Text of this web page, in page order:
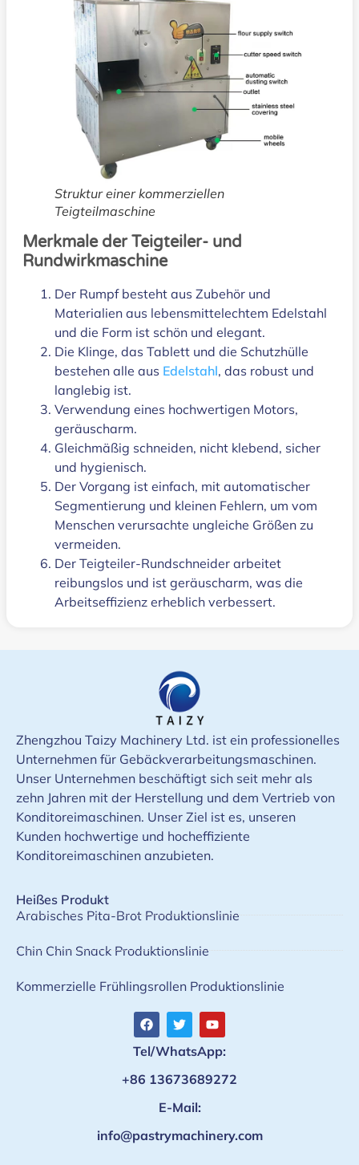
Struktur einer kommerziellen
Teigteilmaschine
Merkmale der Teigteiler- und
Rundwirkmaschine
Der Rumpf besteht aus Zubehör und
Materialien aus lebensmittelechtem Edelstahl
und die Form ist schön und elegant.
Die Klinge, das Tablett und die Schutzhülle
bestehen alle aus Edelstahl, das robust und
langlebig ist.
Verwendung eines hochwertigen Motors,
geräuscharm.
Gleichmäßig schneiden, nicht klebend, sicher
und hygienisch.
Der Vorgang ist einfach, mit automatischer
Segmentierung und kleinen Fehlern, um vom
Menschen verursachte ungleiche Größen zu
vermeiden.
Der Teigteiler-Rundschneider arbeitet
reibungslos und ist geräuscharm, was die
Arbeitseffizienz erheblich verbessert.
Zhengzhou Taizy Machinery Ltd. ist ein professionelles
Unternehmen für Gebäckverarbeitungsmaschinen.
Unser Unternehmen beschäftigt sich seit mehr als
zehn Jahren mit der Herstellung und dem Vertrieb von
Konditoreimaschinen. Unser Ziel ist es, unseren
Kunden hochwertige und hocheffiziente
Konditoreimaschinen anzubieten.
Heißes Produkt
Arabisches Pita-Brot Produktionslinie
Chin Chin Snack Produktionslinie
Kommerzielle Frühlingsrollen Produktionslinie
Tel/WhatsApp:
+86 13673689272
E-Mail:
info@pastrymachinery.com